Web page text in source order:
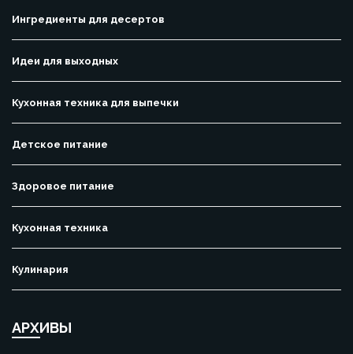
Ингредиенты для десертов
Идеи для выходных
Кухонная техника для выпечки
Детское питание
Здоровое питание
Кухонная техника
Кулинария
АРХИВЫ